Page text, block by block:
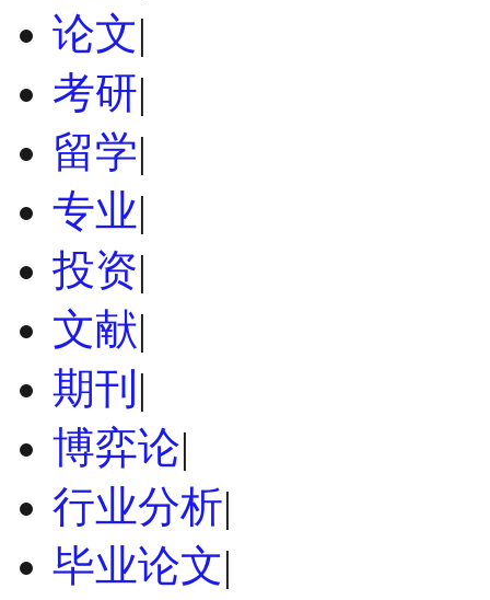
论文|
考研|
留学|
专业|
投资|
文献|
期刊 |
博弈论|
行业分析|
毕业论文|